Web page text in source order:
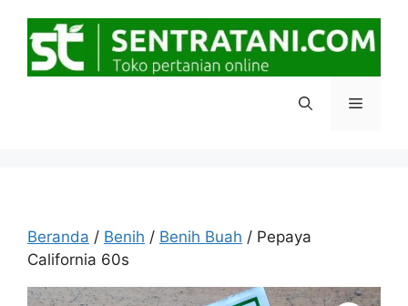
Menu
Beranda / Benih / Benih Buah / Pepaya
California 60s